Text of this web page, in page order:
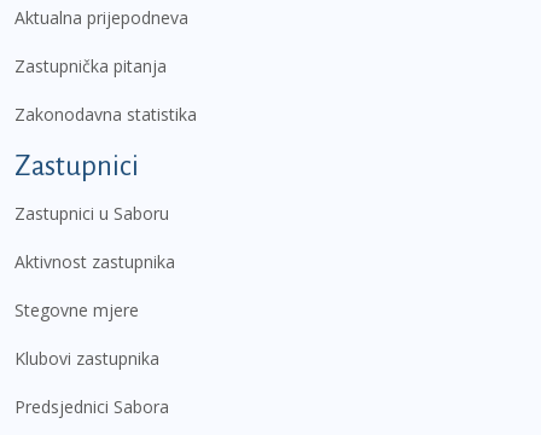
Aktualna prijepodneva
Zastupnička pitanja
Zakonodavna statistika
Zastupnici
Zastupnici u Saboru
Aktivnost zastupnika
Stegovne mjere
Klubovi zastupnika
Predsjednici Sabora